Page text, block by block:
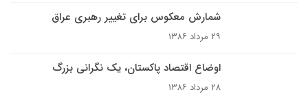
شمارش معکوس براى تغيير رهبرى عراق
۲۹ مرداد ۱۳۸۶
اوضاع اقتصاد پاکستان، یک نگرانی بزرگ
۲۸ مرداد ۱۳۸۶